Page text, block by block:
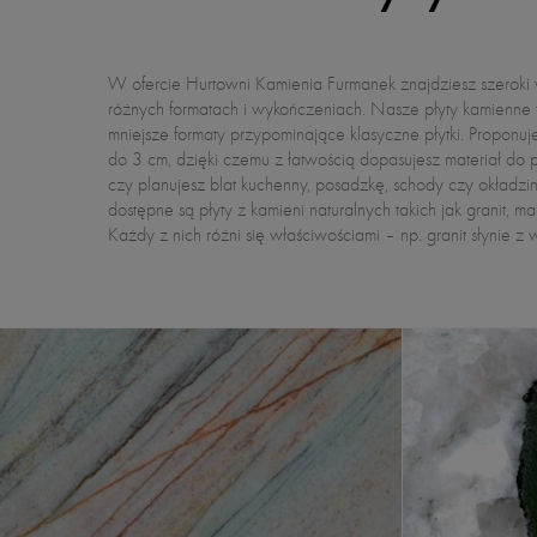
W ofercie Hurtowni Kamienia Furmanek znajdziesz
różnych formatach i wykończeniach. Nasze płyty
mniejsze formaty przypominające klasyczne płytki.
do 3 cm, dzięki czemu z łatwością dopasujesz materiał
czy planujesz blat kuchenny, posadzkę, schody czy
dostępne są płyty z kamieni naturalnych takich jak granit,
Każdy z nich różni się właściwościami – np. granit słynie z
odporności na ścieranie, marmur zachwyca
naturalne piękno z niespotykaną wytrzymałością i
zainteresowanych głębszą wiedzą o tych materiałach